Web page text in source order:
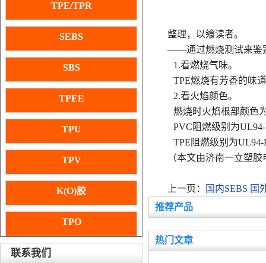
TPE/TPR
SEBS
SBS
TPEE
TPU
TPV
K(O)胶
TPO
联系我们
整理，以飨读者。
——通过燃烧测试来鉴
1.看燃烧气味。
TPE燃烧有芳香的味
2.看火焰颜色。
燃烧时火焰根部颜色
PVC阻燃级别为
TPE阻燃级别为
（本文由济南一立塑
上一页：
国内SEBS 国
推荐产品
热门文章